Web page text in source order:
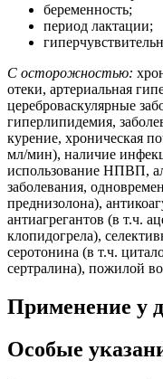
беременность;
период лактации;
С осторожностью:
отеки, артериальная
цереброваскулярные
гиперлипидемия,
курение, хроническая
мл/мин), наличие
использование НПВП,
заболевания,
преднизолона),
антиагрегантов (в т.ч.
клопидогрела),
серотонина (в т.ч.
сертралина), пожилой
Применение у
Особые